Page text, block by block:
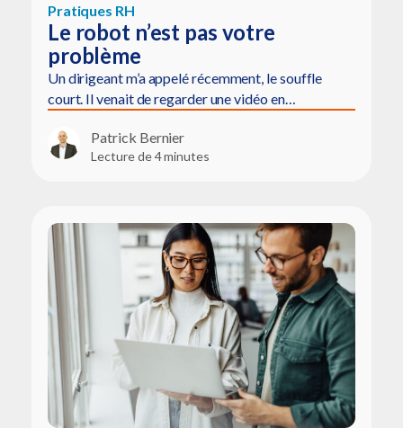
Pratiques RH
Le robot n’est pas votre
problème
Un dirigeant m’a appelé récemment, le souffle
court. Il venait de regarder une vidéo en…
Patrick Bernier
Lecture de 4 minutes